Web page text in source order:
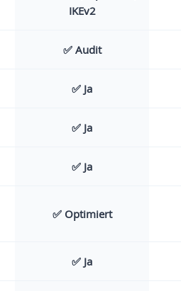
IKEv2
✅ Audit
✅ Ja
✅ Ja
✅ Ja
✅ Optimiert
✅ Ja